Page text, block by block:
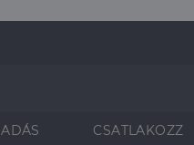
CSATLAKOZZ